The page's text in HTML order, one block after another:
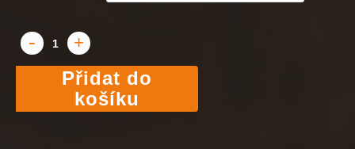
Přidat do
košíku